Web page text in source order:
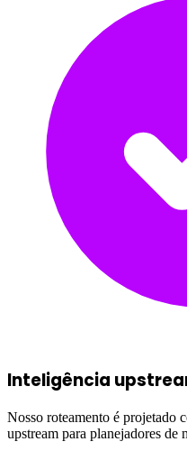
Inteligência
Nosso roteamento é projetado
upstream para planejadores de